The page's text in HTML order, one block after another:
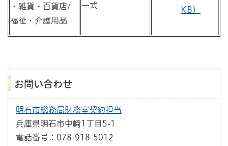
・雑貨・百貨店/
福祉・介護用品
一式
KB）
お問い合わせ
明石市総務局財務室契約担当
兵庫県明石市中崎1丁目5-1
電話番号：078-918-5012